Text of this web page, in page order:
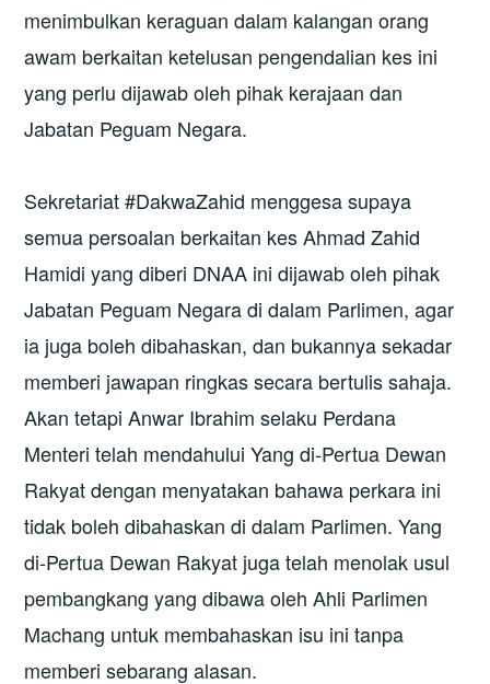
menimbulkan keraguan dalam kalangan orang
awam berkaitan ketelusan pengendalian kes ini
yang perlu dijawab oleh pihak kerajaan dan
Jabatan Peguam Negara.
Sekretariat #DakwaZahid menggesa supaya
semua persoalan berkaitan kes Ahmad Zahid
Hamidi yang diberi DNAA ini dijawab oleh pihak
Jabatan Peguam Negara di dalam Parlimen, agar
ia juga boleh dibahaskan, dan bukannya sekadar
memberi jawapan ringkas secara bertulis sahaja.
Akan tetapi Anwar Ibrahim selaku Perdana
Menteri telah mendahului Yang di-Pertua Dewan
Rakyat dengan menyatakan bahawa perkara ini
tidak boleh dibahaskan di dalam Parlimen. Yang
di-Pertua Dewan Rakyat juga telah menolak usul
pembangkang yang dibawa oleh Ahli Parlimen
Machang untuk membahaskan isu ini tanpa
memberi sebarang alasan.